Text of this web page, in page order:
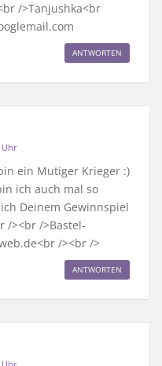
/>Tanjushka<br
ANTWORTEN
Uhr
ein Mutiger Krieger :)
ich auch mal so
Deinem Gewinnspiel
/><br />Bastel-
/><br />
ANTWORTEN